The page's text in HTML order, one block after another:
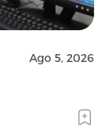
Ago 5, 2026